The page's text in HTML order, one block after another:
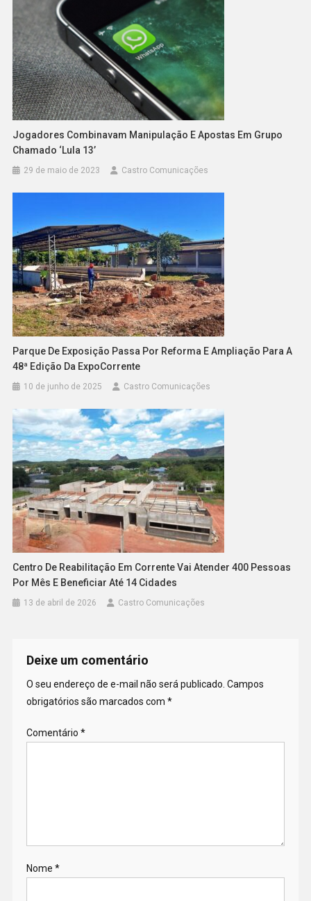
Jogadores Combinavam Manipulação E Apostas Em Grupo
Chamado ‘Lula 13’
29 de maio de 2023 Castro Comunicações
Parque De Exposição Passa Por Reforma E Ampliação Para A
48ª Edição Da ExpoCorrente
10 de junho de 2025 Castro Comunicações
Centro De Reabilitação Em Corrente Vai Atender 400 Pessoas
Por Mês E Beneficiar Até 14 Cidades
13 de abril de 2026 Castro Comunicações
Deixe um comentário
O seu endereço de e-mail não será publicado. Campos
obrigatórios são marcados com *
Comentário *
Nome *